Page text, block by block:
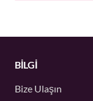
BİLGİ
Bize Ulaşın